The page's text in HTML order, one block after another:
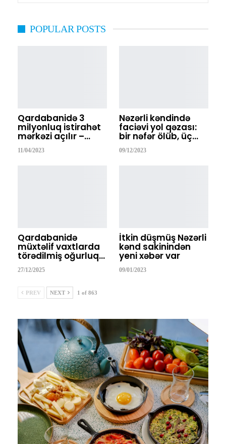
POPULAR POSTS
Qardabanidə 3
milyonluq istirahət
mərkəzi açılır –…
11/04/2023
Nəzərli kəndində
faciəvi yol qəzası:
bir nəfər ölüb, üç…
09/12/2023
Qardabanidə
müxtəlif vaxtlarda
törədilmiş oğurluq…
27/12/2025
İtkin düşmüş Nəzərli
kənd sakinindən
yeni xəbər var
09/01/2023
PREV NEXT 1 of 863